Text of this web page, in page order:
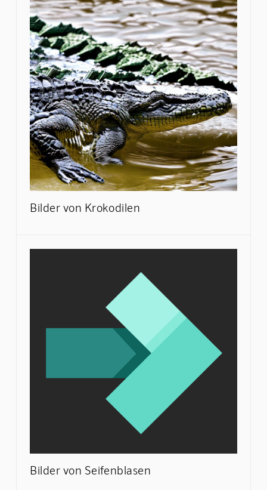
Bilder von Krokodilen
Bilder von Seifenblasen